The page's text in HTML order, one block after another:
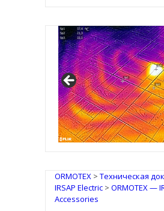
IRSAP Design Radiators
ORMOTEX> Техническая
IRSAP Electric> ORMOTEX —
Accessories